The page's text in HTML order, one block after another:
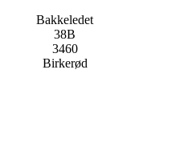
Bakkeledet
38B
3460
Birkerød